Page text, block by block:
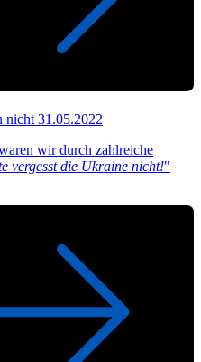
nicht31.05.2022
wir durch zahlreiche
vergesst die Ukraine nicht!"